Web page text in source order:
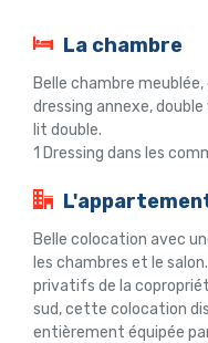
La chambre
Belle chambre
dressing annexe,
lit double.
1 Dressing dans les
Belle colocation avec
les chambres et le
privatifs de la
sud, cette colocation
entièrement équipée